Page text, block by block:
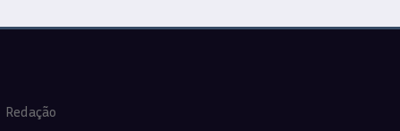
Redação